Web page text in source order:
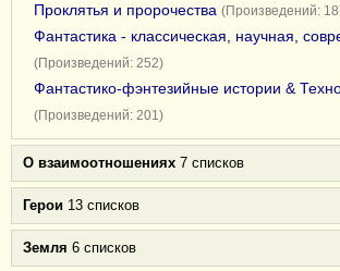
Проклятья и пророчества (Произведений:
Фантастика - классическая, научная,
(Произведений: 252)
Фантастико-фэнтезийные истории &
(Произведений: 201)
О взаимоотношениях 7 списков
Герои 13 списков
Земля 6 списков